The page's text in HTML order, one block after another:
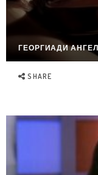
ГЕОРГИАДИ
SHARE